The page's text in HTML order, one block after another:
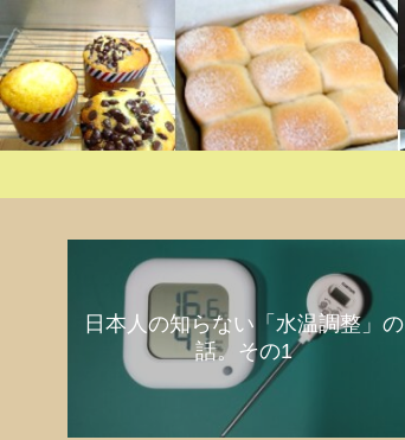
日本人の知らない「水温調整」の
話。その1